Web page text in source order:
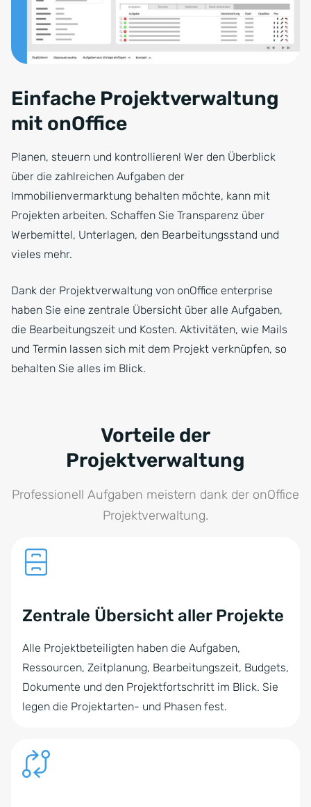
Einfache Projektverwaltung
mit onOffice
Planen, steuern und kontrollieren! Wer den Überblick
über die zahlreichen Aufgaben der
Immobilienvermarktung behalten möchte, kann mit
Projekten arbeiten. Schaffen Sie Transparenz über
Werbemittel, Unterlagen, den Bearbeitungsstand und
vieles mehr.
Dank der Projektverwaltung von onOffice enterprise
haben Sie eine zentrale Übersicht über alle Aufgaben,
die Bearbeitungszeit und Kosten. Aktivitäten, wie Mails
und Termin lassen sich mit dem Projekt verknüpfen, so
behalten Sie alles im Blick.
Vorteile der
Projektverwaltung
Professionell Aufgaben meistern dank der onOffice
Projektverwaltung.
Zentrale Übersicht aller Projekte
Alle Projektbeteiligten haben die Aufgaben,
Ressourcen, Zeitplanung, Bearbeitungszeit, Budgets,
Dokumente und den Projektfortschritt im Blick. Sie
legen die Projektarten- und Phasen fest.